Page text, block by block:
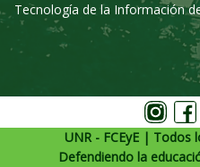
Tecnología de la Información
UNR - FCEyE | Todos
Defendiendo la